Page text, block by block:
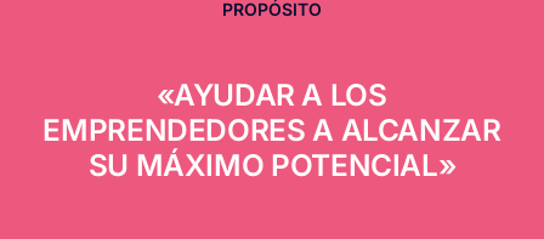
PROPÓSITO
«AYUDAR A LOS
EMPRENDEDORES A ALCANZAR
SU MÁXIMO POTENCIAL»